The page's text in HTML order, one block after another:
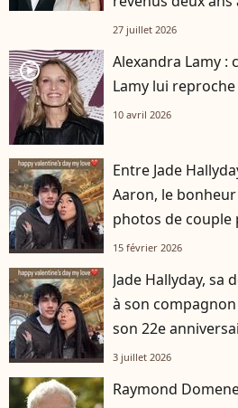
27 juillet 2026
player2
Alexandra Lamy :
Lamy lui
10 avril 2026
Entre Jade
Aaron, le
photos de couple
15 février 2026
Jade Hallyday, sa
à son
son 22e
3 juillet 2026
Raymond